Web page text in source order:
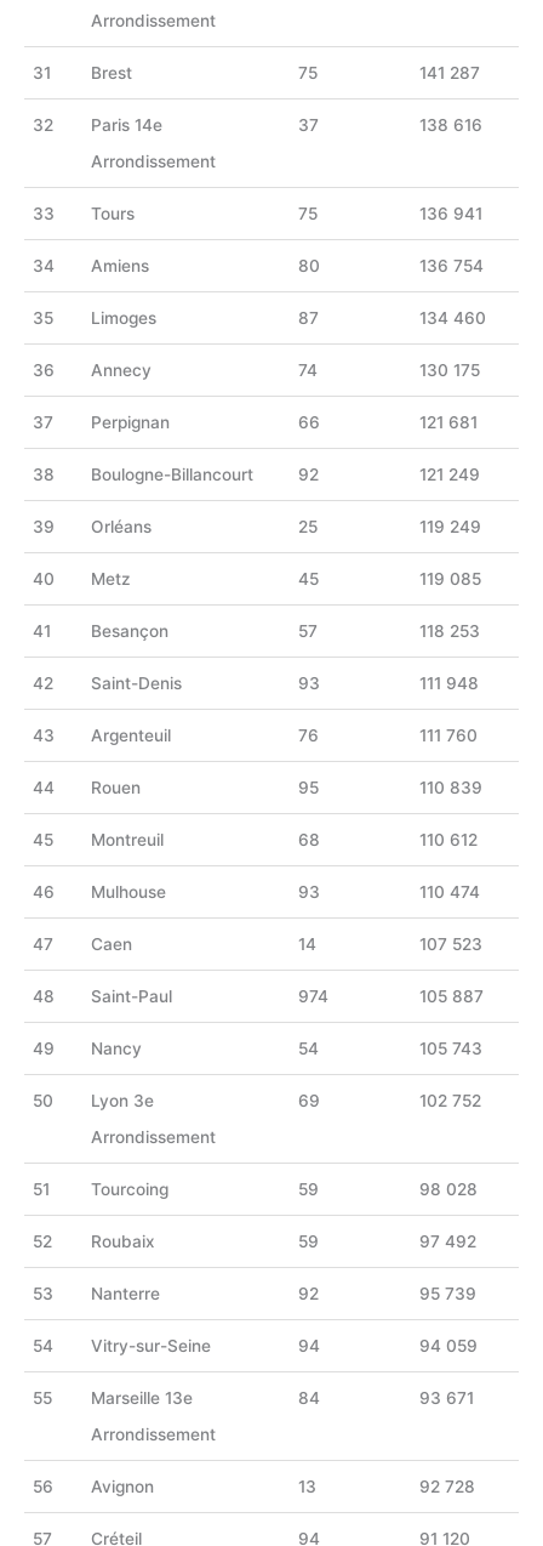
Arrondissement
31 Brest 75 141 287
32
Paris 14e
Arrondissement
37 138 616
33 Tours 75 136 941
34 Amiens 80 136 754
35 Limoges 87 134 460
36 Annecy 74 130 175
37 Perpignan 66 121 681
38 Boulogne-Billancourt 92 121 249
39 Orléans 25 119 249
40 Metz 45 119 085
41 Besançon 57 118 253
42 Saint-Denis 93 111 948
43 Argenteuil 76 111 760
44 Rouen 95 110 839
45 Montreuil 68 110 612
46 Mulhouse 93 110 474
47 Caen 14 107 523
48 Saint-Paul 974 105 887
49 Nancy 54 105 743
50
Lyon 3e
Arrondissement
69 102 752
51 Tourcoing 59 98 028
52 Roubaix 59 97 492
53 Nanterre 92 95 739
54 Vitry-sur-Seine 94 94 059
55
Marseille 13e
Arrondissement
84 93 671
56 Avignon 13 92 728
57 Créteil 94 91 120